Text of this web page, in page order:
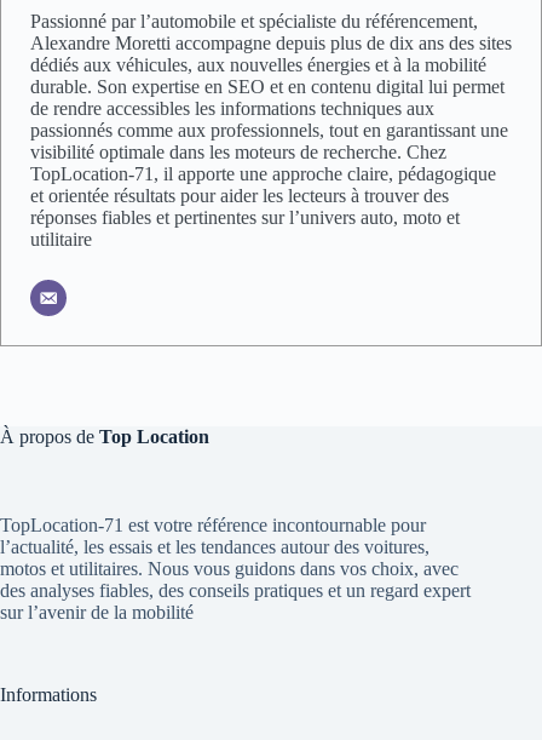
Passionné par l’automobile et spécialiste du référencement,
Alexandre Moretti accompagne depuis plus de dix ans des sites
dédiés aux véhicules, aux nouvelles énergies et à la mobilité
durable. Son expertise en SEO et en contenu digital lui permet
de rendre accessibles les informations techniques aux
passionnés comme aux professionnels, tout en garantissant une
visibilité optimale dans les moteurs de recherche. Chez
TopLocation-71, il apporte une approche claire, pédagogique
et orientée résultats pour aider les lecteurs à trouver des
réponses fiables et pertinentes sur l’univers auto, moto et
utilitaire
À propos de Top Location
TopLocation-71 est votre référence incontournable pour
l’actualité, les essais et les tendances autour des voitures,
motos et utilitaires. Nous vous guidons dans vos choix, avec
des analyses fiables, des conseils pratiques et un regard expert
sur l’avenir de la mobilité
Informations